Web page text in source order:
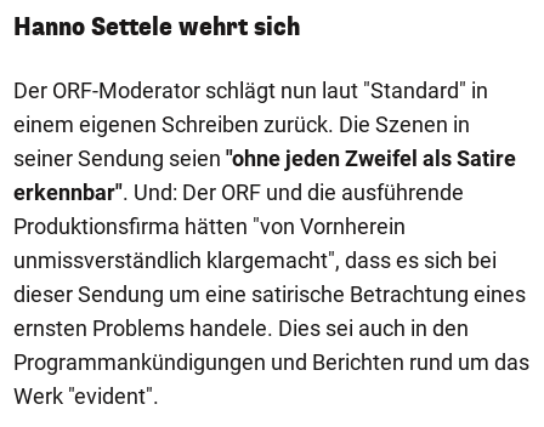
Hanno Settele wehrt sich
Der ORF-Moderator schlägt nun laut "Standard" in
einem eigenen Schreiben zurück. Die Szenen in
seiner Sendung seien "ohne jeden Zweifel als Satire
erkennbar". Und: Der ORF und die ausführende
Produktionsfirma hätten "von Vornherein
unmissverständlich klargemacht", dass es sich bei
dieser Sendung um eine satirische Betrachtung eines
ernsten Problems handele. Dies sei auch in den
Programmankündigungen und Berichten rund um das
Werk "evident".